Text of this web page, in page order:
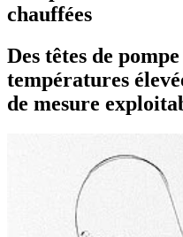
chauffées
Des têtes de
températures
de mesure